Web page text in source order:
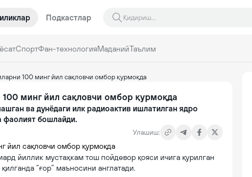
Подкастлар
СпортФан-технологияМаданийТаълим
100 минг йил сақловчи омбор қурмоқда
минг йил сақловчи омбор қурмоқда
ва дунёдаги илк радиоактив ишлатилган ядро
фаолият бошлайди.
Улашиш:
йиллик мустаҳкам тош пойдевор қояси ичига қурилган
“ғор” маъносини англатади.